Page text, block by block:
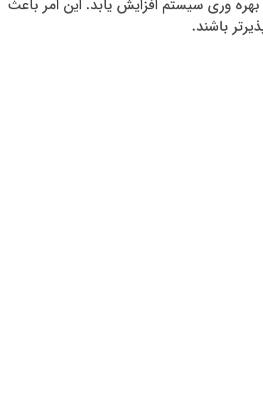
وری سیستم افزایش یابد. این امر باعث
باشند.